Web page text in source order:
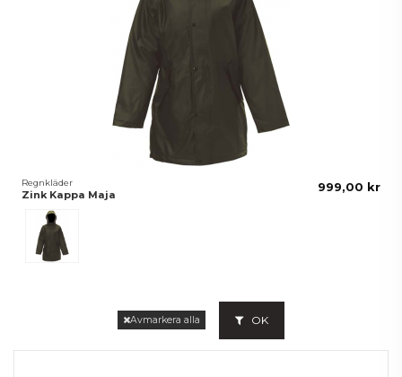
Regnkläder
Zink Kappa Maja
Grön
999,00 kr
Avmarkera alla OK